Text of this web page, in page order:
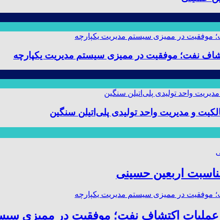
و مدیریت واحد تولیدی پلی‌اتیلن سنگین
اربعین حسینی